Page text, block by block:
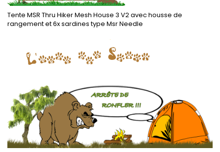
Tente MSR Thru Hiker Mesh House 3 V2 avec housse de
rangement et 6x sardines type Msr Needle
.